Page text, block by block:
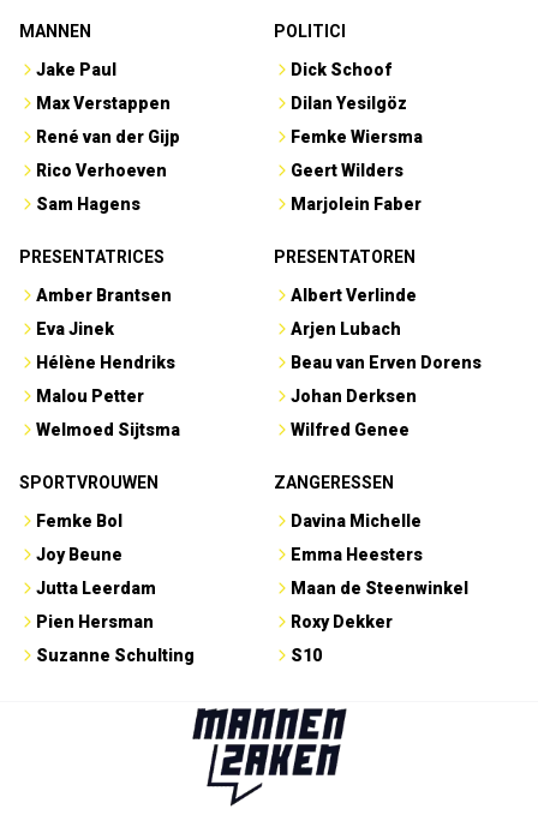
MANNEN
Jake Paul
Max Verstappen
René van der Gijp
Rico Verhoeven
Sam Hagens
POLITICI
Dick Schoof
Dilan Yesilgöz
Femke Wiersma
Geert Wilders
Marjolein Faber
PRESENTATRICES
Amber Brantsen
Eva Jinek
Hélène Hendriks
Malou Petter
Welmoed Sijtsma
PRESENTATOREN
Albert Verlinde
Arjen Lubach
Beau van Erven Dorens
Johan Derksen
Wilfred Genee
SPORTVROUWEN
Femke Bol
Joy Beune
Jutta Leerdam
Pien Hersman
Suzanne Schulting
ZANGERESSEN
Davina Michelle
Emma Heesters
Maan de Steenwinkel
Roxy Dekker
S10